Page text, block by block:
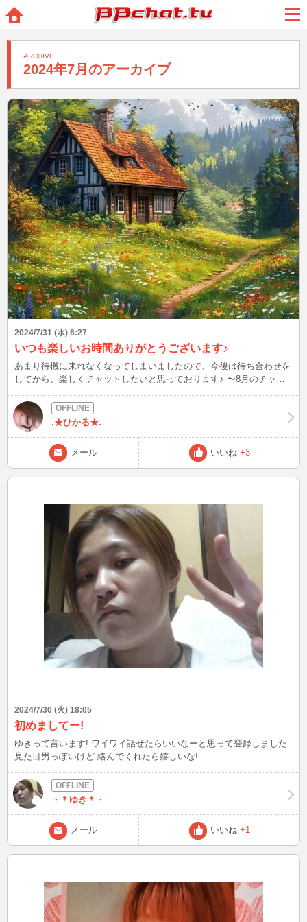
BBchatTV
2024年7月のアーカイブ
ARCHIVE
2024/7/31 (水) 6:27
いつも楽しいお時間ありがとうございます♪
あまり待機に来れなくなってしまいましたので、今後は待ち合わせを
してから、楽しくチャットしたいと思っております♪ 〜8月のチャッ
午前10時〜16時頃までチャットできますので、メールでのお誘いお待
ちしております♪
.★ひかる★.
メール いいね +3
2024/7/30 (火) 18:05
初めましてー!
ゆきって言います! ワイワイ話せたらいいなーと思って登録しました
見た目男っぽいけど 絡んでくれたら嬉しいな!
・＊ゆき＊・
メール いいね +1